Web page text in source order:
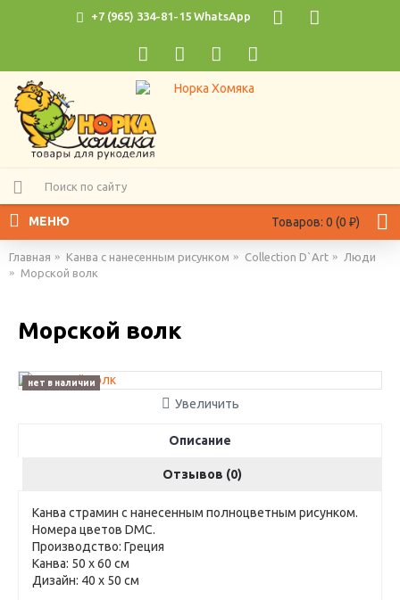
+7 (965) 334-81-15 WhatsApp
Товаров: 0 (0 ₽)
МЕНЮ
Главная Канва с нанесенным рисунком Collection D`Art
Люди
Морской волк
Морской волк
нет в наличии
Увеличить
Описание
Отзывов (0)
Канва страмин с нанесенным полноцветным рисунком.
Номера цветов DMC.
Производство: Греция
Канва: 50 х 60 см
Дизайн: 40 х 50 см